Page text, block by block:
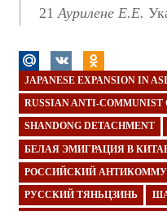
21Аурилене Е.Е.
JAPANESE EXPANSION IN
RUSSIAN ANTI-COMMUNIST
SHANDONG DETACHMENT
БЕЛАЯ ЭМИГРАЦИЯ В
РОССИЙСКИЙ
РУССКИЙ ТЯНЬЦЗИНЬ